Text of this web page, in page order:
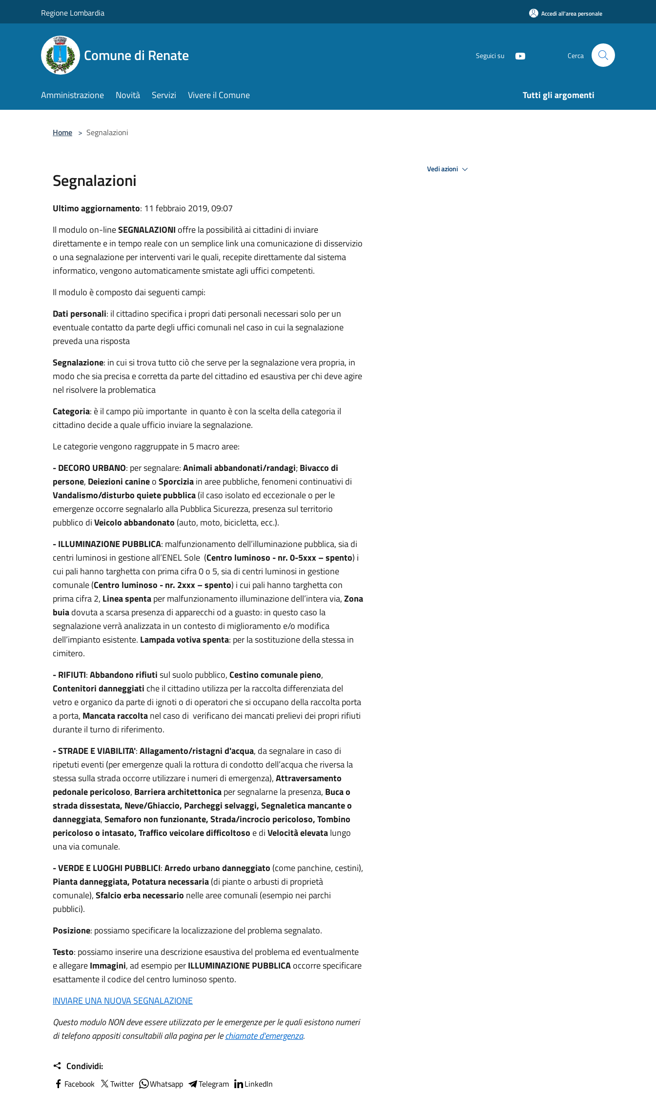
Regione Lombardia Accedi all'area personale
Comune di Renate Seguici su Cerca
Amministrazione Novità Servizi Vivere il Comune Tutti gli argomenti
Home > Segnalazioni
Segnalazioni
Ultimo aggiornamento: 11 febbraio 2019, 09:07
Il modulo on-lineSEGNALAZIONI offre la possibilità ai cittadini di inviare
direttamente e in tempo reale con un semplice link una comunicazione di disservizio
o una segnalazione per interventi vari le quali, recepite direttamente dal sistema
informatico, vengono automaticamente smistate agli uffici competenti.
Il modulo è composto dai seguenti campi:
Dati personali: il cittadino specifica i propri dati personali necessari solo per un
eventuale contatto da parte degli uffici comunali nel caso in cui la segnalazione
preveda una risposta
Segnalazione: in cui si trova tutto ciò che serve per la segnalazione vera propria, in
modo che sia precisa e corretta da parte del cittadino ed esaustiva per chi deve agire
nel risolvere la problematica
Categoria: è il campo più importante in quanto è con la scelta della categoria il
cittadino decide a quale ufficio inviare la segnalazione.
Le categorie vengono raggruppate in 5 macro aree:
- DECORO URBANO: per segnalare:Animali abbandonati/randagi; Bivacco di
persone, Deiezioni canineoSporciziain aree pubbliche, fenomeni continuativi di
Vandalismo/disturbo quiete pubblica(il caso isolato ed eccezionale o per le
emergenze occorre segnalarlo alla Pubblica Sicurezza, presenza sul territorio
pubblico diVeicolo abbandonato (auto, moto, bicicletta, ecc.).
- ILLUMINAZIONE PUBBLICA: malfunzionamento dell’illuminazione pubblica, sia di
centri luminosi in gestione all’ENEL Sole (Centro luminoso - nr. 0-5xxx – spento) i
cui pali hanno targhetta con prima cifra 0 o 5, sia di centri luminosi in gestione
comunale (Centro luminoso - nr. 2xxx – spento) i cui pali hanno targhetta con
prima cifra 2, Linea spentaper malfunzionamento illuminazione dell’intera via,Zona
buiadovuta a scarsa presenza di apparecchi od a guasto: in questo caso la
segnalazione verrà analizzata in un contesto di miglioramento e/o modifica
dell’impianto esistente. Lampada votiva spenta: per la sostituzione della stessa in
cimitero.
- RIFIUTI:Abbandono rifiutisul suolo pubblico,Cestino comunale pieno,
Contenitori danneggiati che il cittadino utilizza per la raccolta differenziata del
vetro e organico da parte di ignoti o di operatori che si occupano della raccolta porta
a porta, Mancata raccoltanel caso di verificano dei mancati prelievi dei propri rifiuti
durante il turno di riferimento.
- STRADE E VIABILITA':Allagamento/ristagni d'acqua, da segnalare in caso di
ripetuti eventi (per emergenze quali la rottura di condotto dell’acqua che riversa la
stessa sulla strada occorre utilizzare i numeri di emergenza),Attraversamento
pedonale pericoloso, Barriera architettonicaper segnalarne la presenza, Buca o
strada dissestata, Neve/Ghiaccio, Parcheggi selvaggi, Segnaletica mancante o
danneggiata,Semaforo non funzionante, Strada/incrocio pericoloso, Tombino
pericoloso o intasato, Traffico veicolare difficoltoso e diVelocità elevatalungo
una via comunale.
- VERDE E LUOGHI PUBBLICI:Arredo urbano danneggiato (come panchine, cestini),
Pianta danneggiata, Potatura necessaria(di piante o arbusti di proprietà
comunale),Sfalcio erba necessario nelle aree comunali (esempio nei parchi
pubblici).
Posizione: possiamo specificare la localizzazione del problema segnalato.
Testo: possiamo inserire una descrizione esaustiva del problema ed eventualmente
e allegareImmagini, ad esempio perILLUMINAZIONE PUBBLICAoccorre specificare
esattamente il codice del centro luminoso spento.
INVIARE UNA NUOVA SEGNALAZIONE
Questo modulo NON deve essere utilizzato per le emergenze per le quali esistono numeri
di telefono appositi consultabili alla pagina per lechiamate d'emergenza.
Condividi:
Facebook Twitter Whatsapp Telegram LinkedIn
Vedi azioni